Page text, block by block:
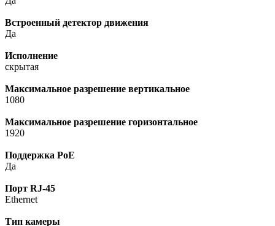
Встроенный детектор движения
Да
Исполнение
скрытая
Максимальное разрешение вертикальное
1080
Максимальное разрешение горизонтальное
1920
Поддержка PoE
Да
Порт RJ-45
Ethernet
Тип камеры